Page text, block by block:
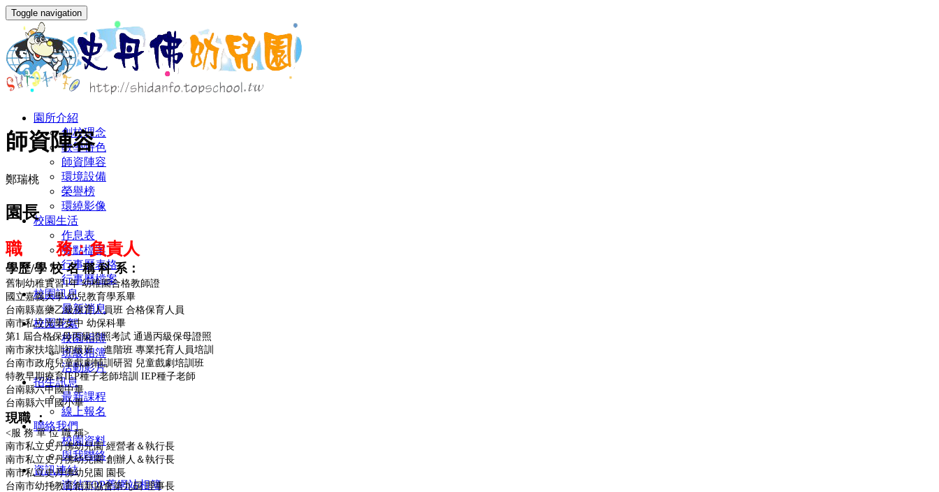
Toggle navigation
園所介紹
創校理念
教學特色
師資陣容
環境設備
榮譽榜
環繞影像
校園生活
作息表
餐點檔案
行事曆表格
行事曆檔案
校園訊息
最新消息
校園花絮
校園相簿
班級相簿
活動影片
招生訊息
最新課程
線上報名
聯絡我們
校園資料
與我聯絡
資訊連結
連結TOP舊網站相簿
師資陣容
鄭瑞桃
園長
職 務：負責人
學歷/學 校 名 稱 科 系：
舊制幼稚實習1年 幼稚園合格教師證
國立嘉義大學 幼兒教育學系畢
台南縣嘉藥乙級保育人員班 合格保育人員
南市私立光華女中 幼保科畢
第1 屆合格保母丙級證照考試 通過丙級保母證照
南市家扶培訓初級班、進階班 專業托育人員培訓
台南市政府兒童戲劇輔訓研習 兒童戲劇培訓班
特教早期療育IEP種子老師培訓 IEP種子老師
台南縣六甲國中畢
台南縣六甲國小畢
現職 ：
<服 務 單 位 職 稱>
南市私立史丹佛幼兒園 經營者＆執行長
南市私立史丹佛幼兒園 創辦人＆執行長
南市私立史丹佛幼兒園 園長
台南市幼托教育創新協會第九屆 理事長